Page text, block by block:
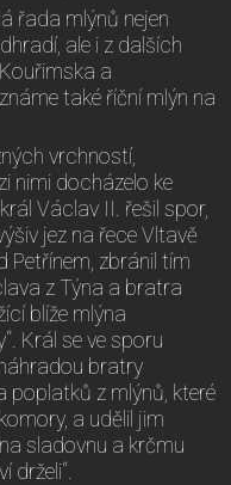
řada mlýnů nejen
ale i z dalších
a
také říční mlýn na
vrchností,
nimi docházelo ke
Václav II. řešil spor,
jez na řece Vltavě
Petřínem, zbránil tím
z Týna a bratra
blíže mlýna
Král se ve sporu
bratry
poplatků z mlýnů, které
a udělil jim
sladovnu a krčmu
drželi“.